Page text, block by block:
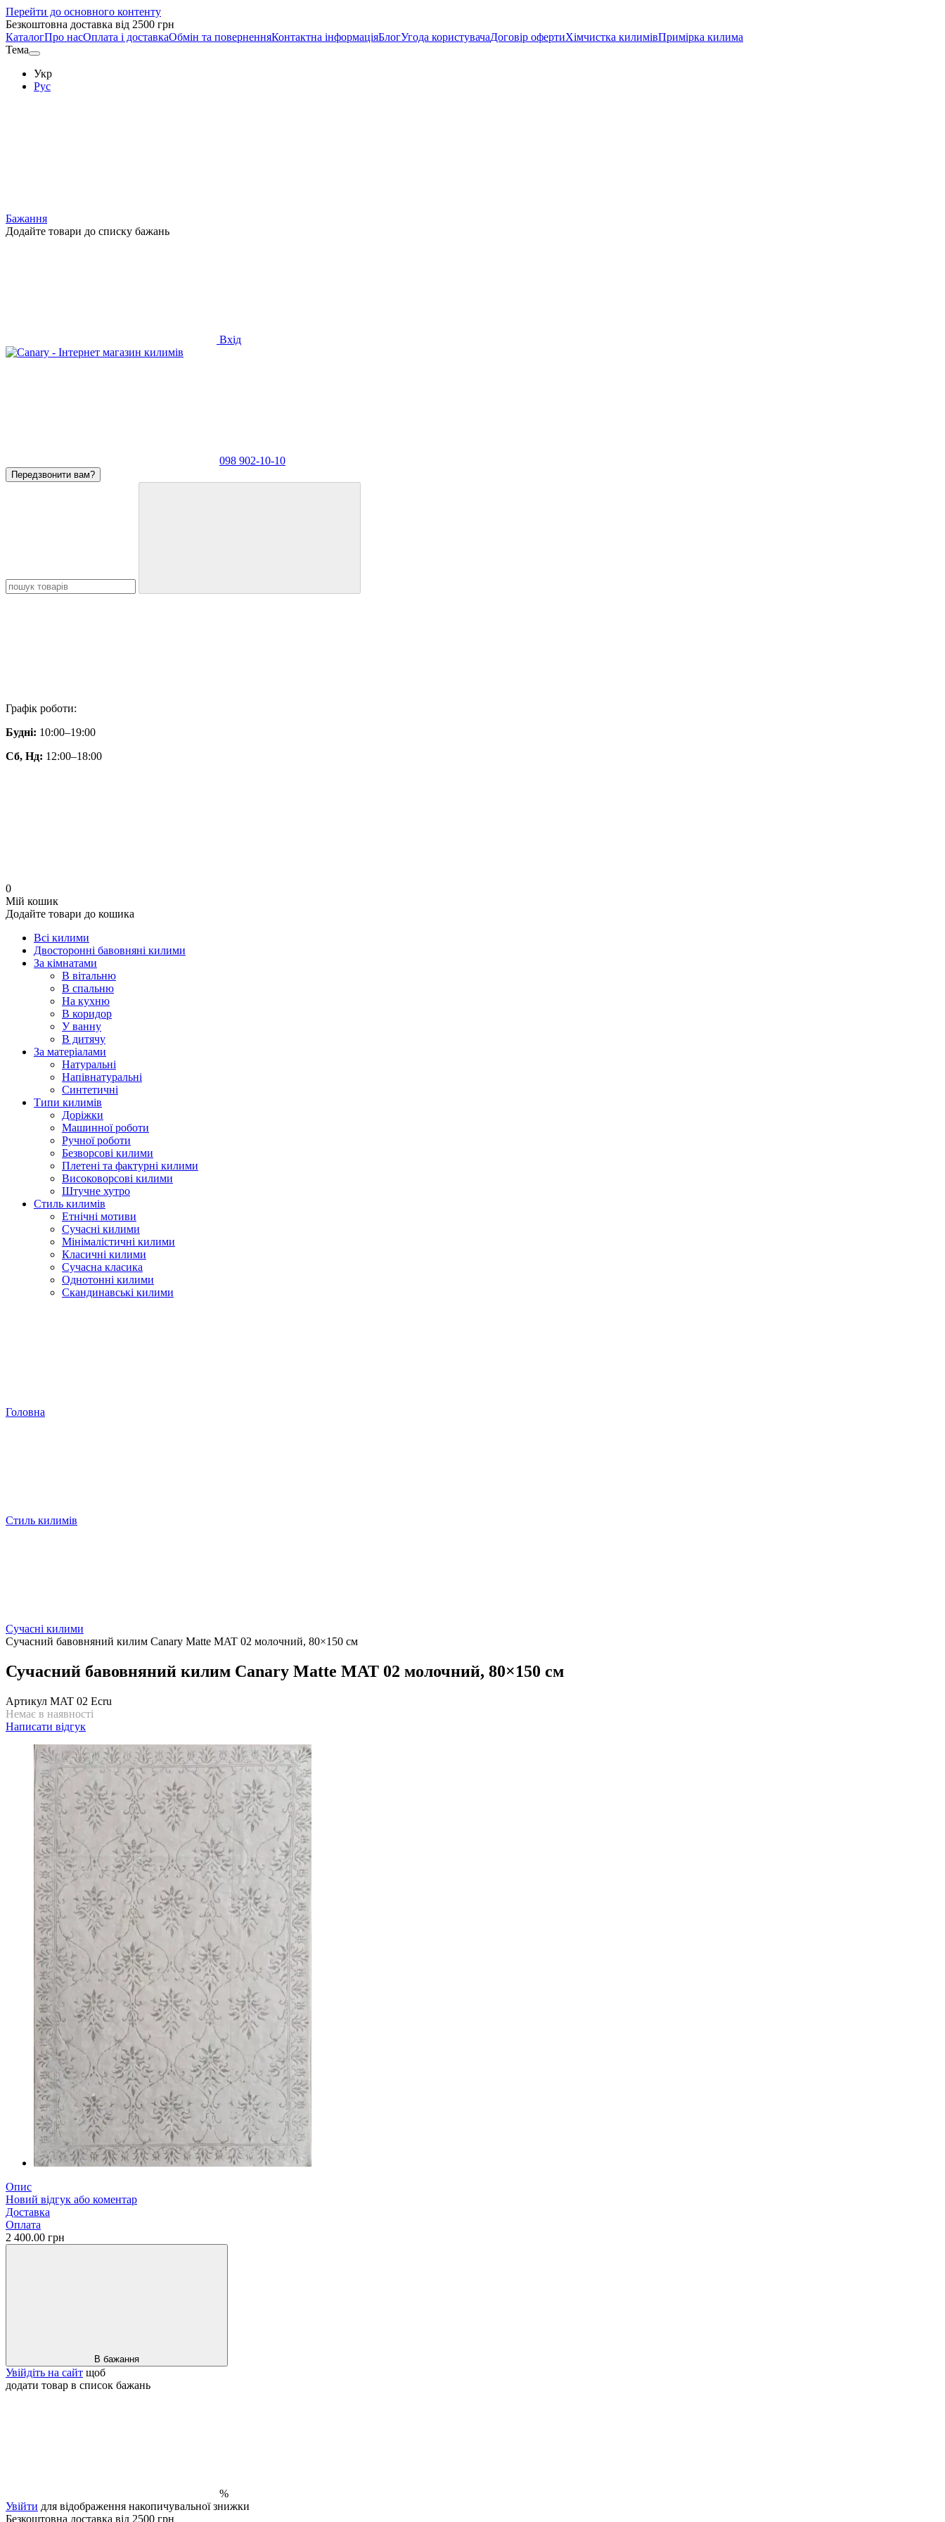
Перейти до основного контенту
Безкоштовна доставка від 2500 грн
КаталогПро насОплата і доставкаОбмін та поверненняКонтактна інформаціяБлогУгода користувачаДоговір офертиХімчистка килимівПримірка килима
Тема
Укр
Рус
Бажання
Додайте товари до списку бажань
Вхід
098 902-10-10
Передзвонити вам?
Графік роботи:
Будні: 10:00–19:00
Сб, Нд: 12:00–18:00
0
Мій кошик
Додайте товари до кошика
Всі килими
Двосторонні бавовняні килими
За кімнатами
В вітальню
В спальню
На кухню
В коридор
У ванну
В дитячу
За матеріалами
Натуральні
Напівнатуральні
Синтетичні
Типи килимів
Доріжки
Машинної роботи
Ручної роботи
Безворсові килими
Плетені та фактурні килими
Високоворсові килими
Штучне хутро
Стиль килимів
Етнічні мотиви
Сучасні килими
Мінімалістичні килими
Класичні килими
Сучасна класика
Однотонні килими
Скандинавські килими
Головна
Стиль килимів
Сучасні килими
Сучасний бавовняний килим Canary Matte MAT 02 молочний, 80×150 см
Сучасний бавовняний килим Canary Matte MAT 02 молочний, 80×150 см
Артикул MAT 02 Ecru
Немає в наявності
Написати відгук
Опис
Новий відгук або коментар
Доставка
Оплата
2 400.00 грн
В бажання
Увійдіть на сайт щоб
додати товар в список бажань
%
Увійти для відображення накопичувальної знижки
Безкоштовна доставка від 2500 грн